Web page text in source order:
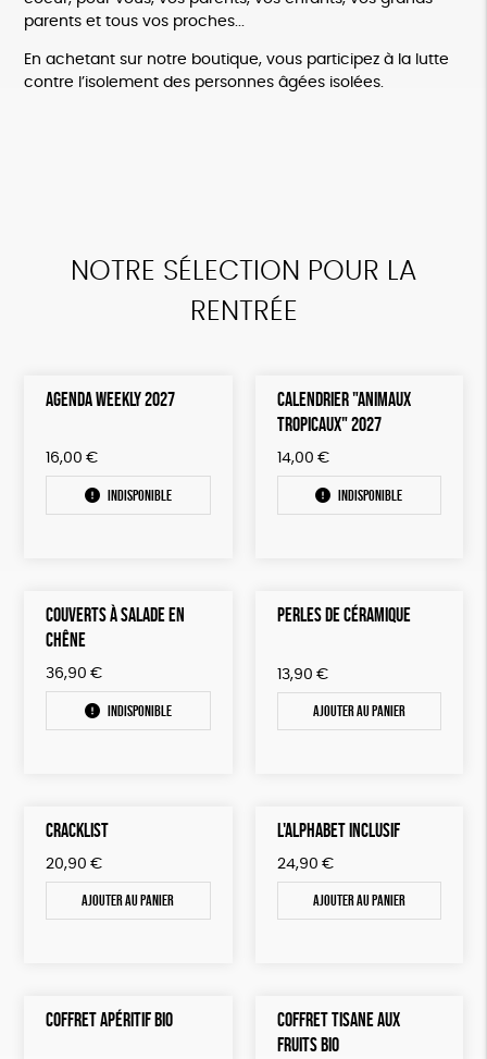
parents et tous vos proches...
En achetant sur notre boutique, vous participez à la lutte
contre l’isolement des personnes âgées isolées.
NOTRE SÉLECTION POUR LA
RENTRÉE
AGENDA WEEKLY 2027
16,00 €
Indisponible
CALENDRIER "ANIMAUX
TROPICAUX" 2027
14,00 €
Indisponible
COUVERTS À SALADE EN
CHÊNE
36,90 €
Indisponible
PERLES DE CÉRAMIQUE
13,90 €
Ajouter au panier
CRACKLIST
20,90 €
Ajouter au panier
L'ALPHABET INCLUSIF
24,90 €
Ajouter au panier
COFFRET APÉRITIF BIO
COFFRET TISANE AUX
FRUITS BIO